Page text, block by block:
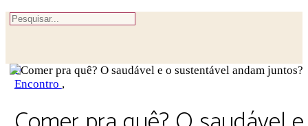
Procurar
Close
search
Encontro ,